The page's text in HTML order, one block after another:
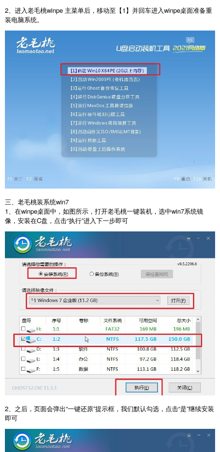
2、进入老毛桃winpe 主菜单后，移动至【1】并回车进入winpe桌面准备重
装电脑系统。
三、老毛桃装系统win7
1、在winpe桌面中，如图所示，打开老毛桃一键装机，选中win7系统镜
像，安装在C盘，点击“执行”进入下一步即可
2、之后，页面会弹出“一键还原”提示框，我们默认勾选，点击“是”继续安装
即可